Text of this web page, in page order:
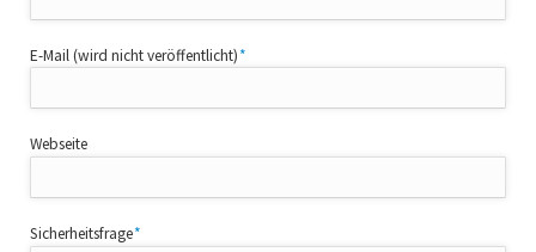
Pflichtfeld
E-Mail (wird nicht veröffentlicht)*
Webseite
Pflichtfeld
Sicherheitsfrage*